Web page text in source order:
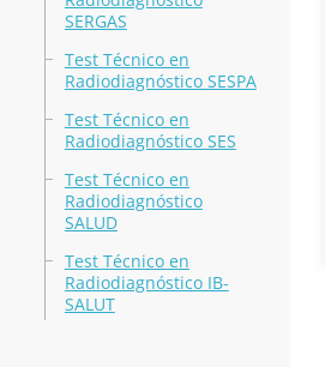
SERGAS
Test Técnico en
Radiodiagnóstico SESPA
Test Técnico en
Radiodiagnóstico SES
Test Técnico en
Radiodiagnóstico
SALUD
Test Técnico en
Radiodiagnóstico IB-
SALUT